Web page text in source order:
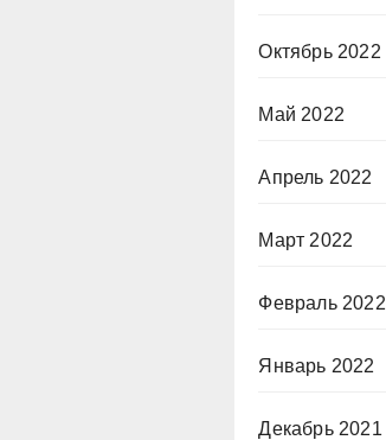
Октябрь 2022
Май 2022
Апрель 2022
Март 2022
Февраль 2022
Январь 2022
Декабрь 2021